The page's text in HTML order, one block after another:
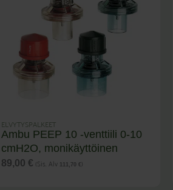
ELVYTYSPALKEET
Ambu PEEP 10 -venttiili 0-10
cmH2O, monikäyttöinen
89,00€ (Sis. Alv 111,70 € )